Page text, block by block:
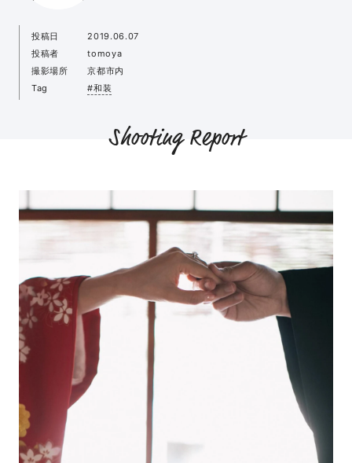
投稿日
2019.06.07
投稿者
tomoya
撮影場所
京都市内
Tag
#和装
Shooting Report